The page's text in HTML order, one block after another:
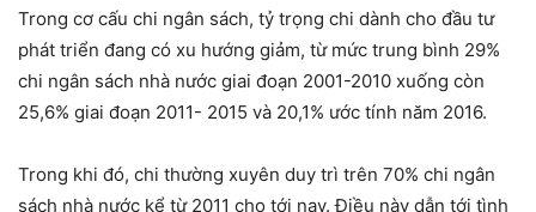
Trong cơ cấu chi ngân sách, tỷ trọng chi dành cho đầu tư
phát triển đang có xu hướng giảm, từ mức trung bình 29%
chi ngân sách nhà nước giai đoạn 2001-2010 xuống còn
25,6% giai đoạn 2011- 2015 và 20,1% ước tính năm 2016.
Trong khi đó, chi thường xuyên duy trì trên 70% chi ngân
sách nhà nước kể từ 2011 cho tới nay. Điều này dẫn tới tình